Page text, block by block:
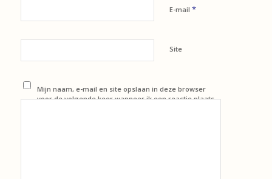
E-mail *
Site
Mijn naam, e-mail en site opslaan in deze browser
voor de volgende keer wanneer ik een reactie plaats.